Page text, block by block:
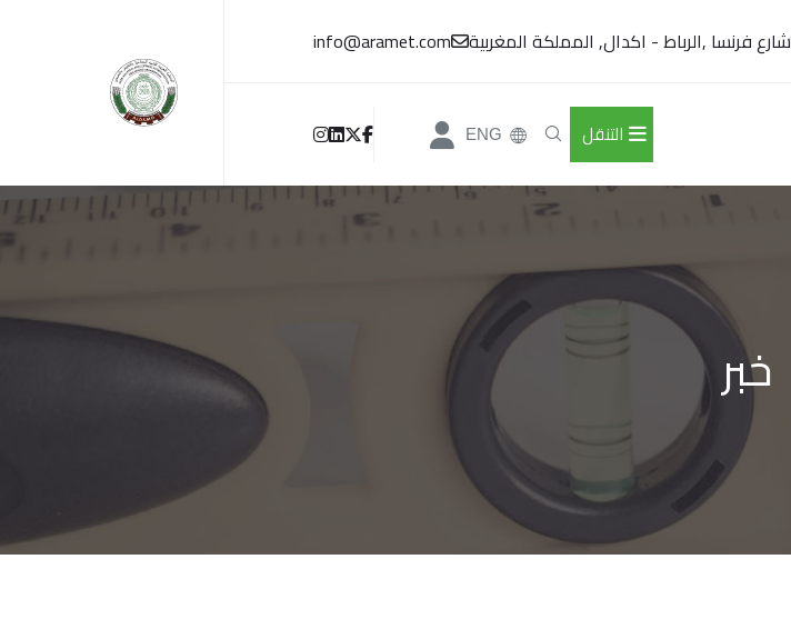
شارع فرنسا ,الرباط - اكدال, المملكة المغربية info@aramet.com
التنقل ENG
خبر